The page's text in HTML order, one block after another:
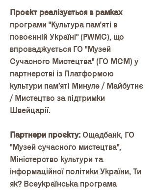
Проєкт реалізується в рамках
програми "Культура пам'яті в
повоєнній Україні" (PWMC), що
впроваджується ГО "Музей
Сучасного Мистецтва" (ГО МСМ) у
партнерстві із Платформою
культури пам’яті Минуле / Майбутнє
/ Мистецтво за підтримки
Швейцарії.
Партнери проєкту: Ощадбанк, ГО
"Музей сучасного мистецтва",
Міністерство культури та
інформаційної політики України, Ти
як? Всеукраїнська програма